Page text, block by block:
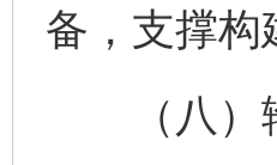
备，支撑构
（八）输